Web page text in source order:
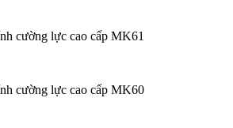
cường lực cao cấp MK61
cường lực cao cấp MK60